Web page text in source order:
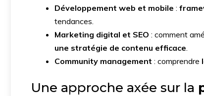
Développement web et mobile :
tendances.
Marketing digital et SEO : comment
une stratégie de contenu efficace.
Community management : comprendre
Une approche axée sur la